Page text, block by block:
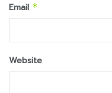
Email *
Website